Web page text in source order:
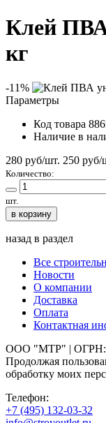
Клей ПВА
кг
-11%
Параметры
Код товара
Наличие в
280 руб/шт. 250 руб/
Количество:
шт.
в корзину
назад в раздел
Все
Новости
О компании
Доставка
Оплата
Контактная
ООО "МТР" | ОГРН:
Продолжая
обработку моих
Телефон:
+7 (495) 132-03-32